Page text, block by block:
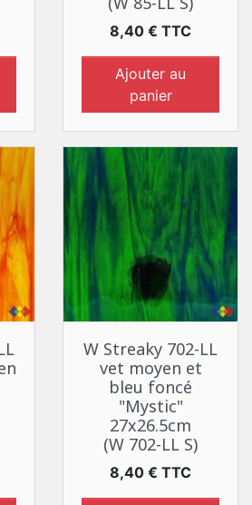
Prix
8,40 € TTC
Ajouter au
panier
W Streaky 702-LL
vet moyen et
bleu foncé
"Mystic"
27x26.5cm
(W 702-LL S)
Prix
8,40 € TTC